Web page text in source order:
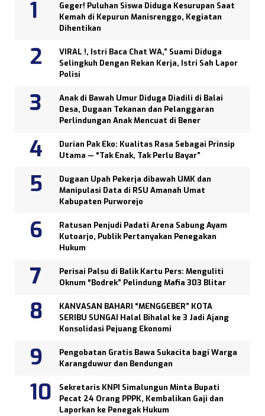
Geger! Puluhan Siswa Diduga Kesurupan Saat
Kemah di Kepurun Manisrenggo, Kegiatan
Dihentikan
VIRAL !, Istri Baca Chat WA,” Suami Diduga
Selingkuh Dengan Rekan Kerja, Istri Sah Lapor
Polisi
Anak di Bawah Umur Diduga Diadili di Balai
Desa, Dugaan Tekanan dan Pelanggaran
Perlindungan Anak Mencuat di Bener
Durian Pak Eko: Kualitas Rasa Sebagai Prinsip
Utama — “Tak Enak, Tak Perlu Bayar”
Dugaan Upah Pekerja dibawah UMK dan
Manipulasi Data di RSU Amanah Umat
Kabupaten Purworejo
Ratusan Penjudi Padati Arena Sabung Ayam
Kutoarjo, Publik Pertanyakan Penegakan
Hukum
Perisai Palsu di Balik Kartu Pers: Menguliti
Oknum “Bodrek” Pelindung Mafia 303 Blitar
KANVASAN BAHARI “MENGGEBER” KOTA
SERIBU SUNGAI Halal Bihalal ke 3 Jadi Ajang
Konsolidasi Pejuang Ekonomi
Pengobatan Gratis Bawa Sukacita bagi Warga
Karangduwur dan Bendungan
Sekretaris KNPI Simalungun Minta Bupati
Pecat 24 Orang PPPK, Kembalikan Gaji dan
Laporkan ke Penegak Hukum